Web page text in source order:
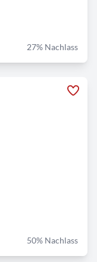
27% Nachlass
50% Nachlass